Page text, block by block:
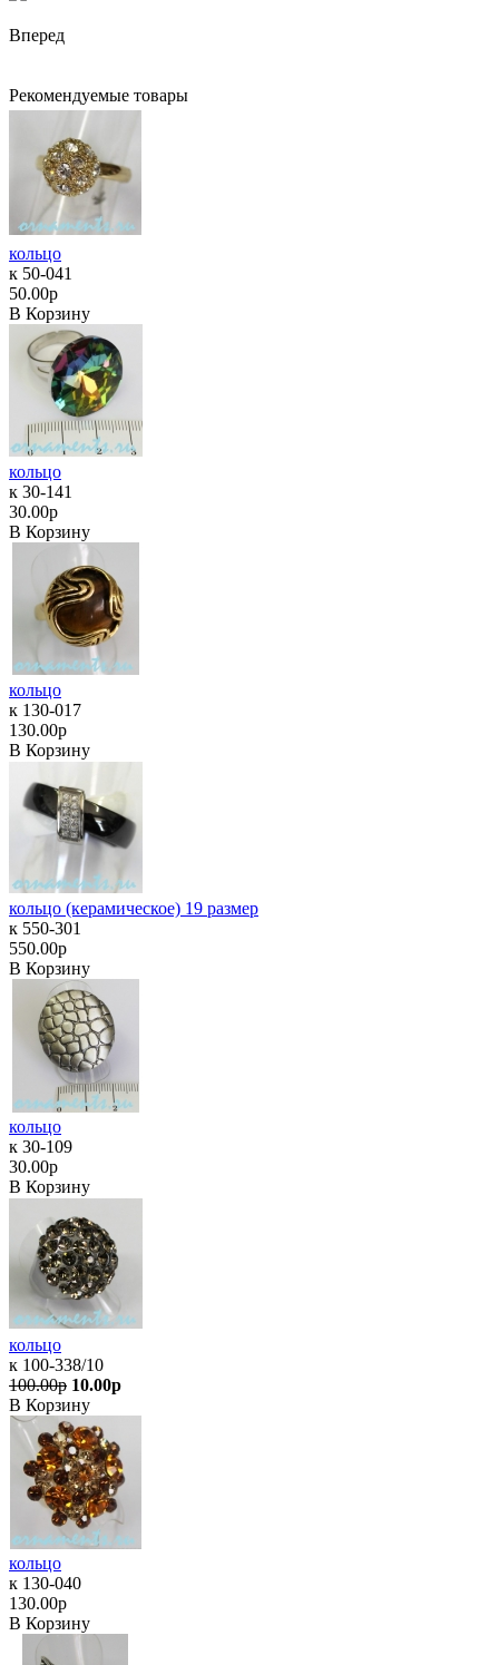
Вперед
Рекомендуемые товары
кольцо
к 50-041
50.00р
В Корзину
кольцо
к 30-141
30.00р
В Корзину
кольцо
к 130-017
130.00р
В Корзину
кольцо (керамическое) 19 размер
к 550-301
550.00р
В Корзину
кольцо
к 30-109
30.00р
В Корзину
кольцо
к 100-338/10
100.00р 10.00р
В Корзину
кольцо
к 130-040
130.00р
В Корзину